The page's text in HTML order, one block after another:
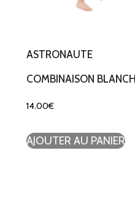
ASTRONAUTE
COMBINAISON
14.00€
AJOUTER AU PANIER